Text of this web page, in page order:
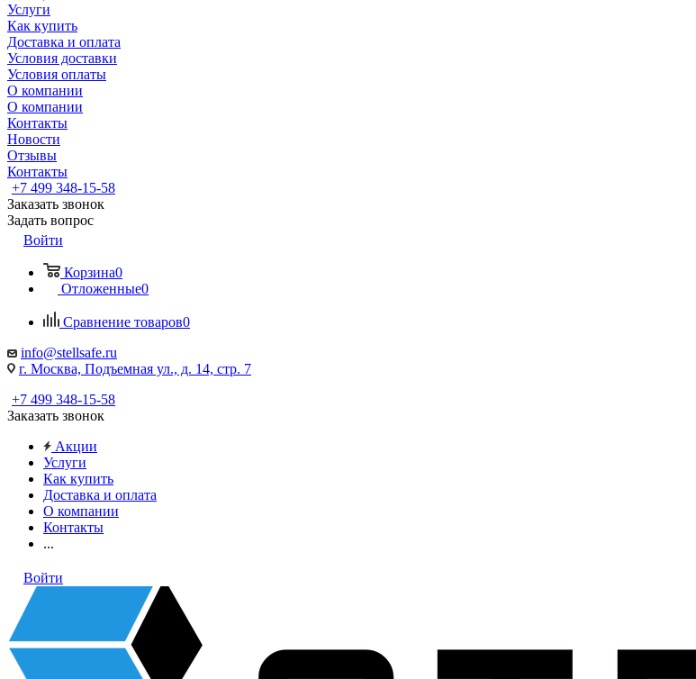
Услуги
Как купить
Доставка и оплата
Условия доставки
Условия оплаты
О компании
О компании
Контакты
Новости
Отзывы
Контакты
+7 499 348-15-58
Заказать звонок
Задать вопрос
Войти
Корзина0
Отложенные0
Сравнение товаров0
info@stellsafe.ru
г. Москва, Подъемная ул., д. 14, стр. 7
+7 499 348-15-58
Заказать звонок
Акции
Услуги
Как купить
Доставка и оплата
О компании
Контакты
...
Войти